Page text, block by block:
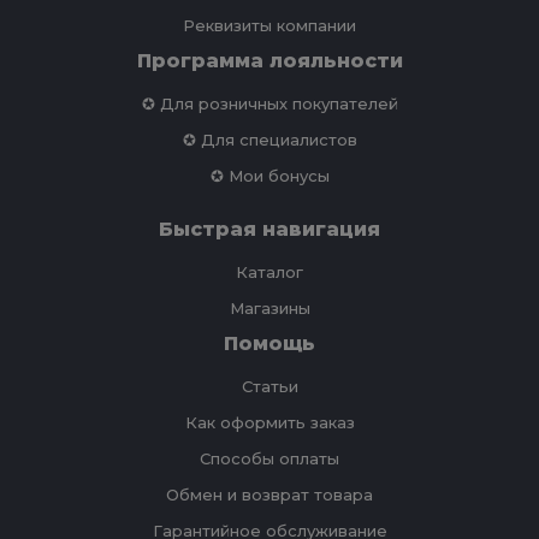
Реквизиты компании
Программа лояльности
✪ Для розничных покупателей
✪ Для специалистов
✪ Мои бонусы
Быстрая навигация
Каталог
Магазины
Помощь
Статьи
Как оформить заказ
Способы оплаты
Обмен и возврат товара
Гарантийное обслуживание